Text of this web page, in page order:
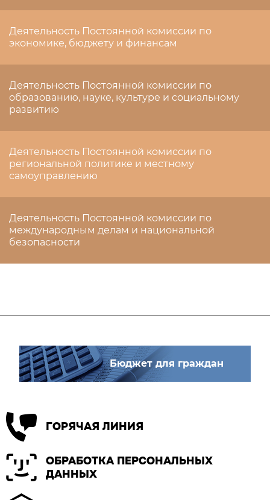
Деятельность Постоянной комиссии по
экономике, бюджету и финансам
Деятельность Постоянной комиссии по
образованию, науке, культуре и социальному
развитию
Деятельность Постоянной комиссии по
региональной политике и местному
самоуправлению
Деятельность Постоянной комиссии по
международным делам и национальной
безопасности
Бюджет для граждан
ГОРЯЧАЯ ЛИНИЯ
ОБРАБОТКА ПЕРСОНАЛЬНЫХ
ДАННЫХ